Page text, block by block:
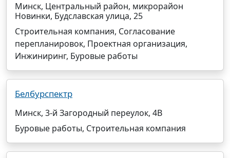
Минск, Центральный район, микрорайон
Новинки, Будславская улица, 25
Строительная компания, Согласование
перепланировок, Проектная организация,
Инжиниринг, Буровые работы
Белбурспектр
Минск, 3-й Загородный переулок, 4В
Буровые работы, Строительная компания